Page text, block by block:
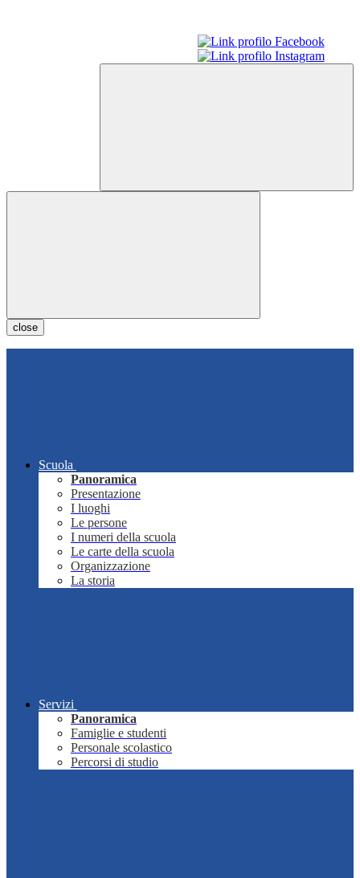
close
Scuola
Panoramica
Presentazione
I luoghi
Le persone
I numeri della scuola
Le carte della scuola
Organizzazione
La storia
Servizi
Panoramica
Famiglie e studenti
Personale scolastico
Percorsi di studio